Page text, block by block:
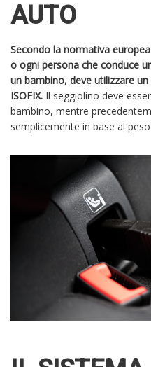
AUTO
Secondo la normativa
o ogni persona che conduce
un bambino, deve utilizzare
ISOFIX. Il seggiolino deve
bambino, mentre
semplicemente in base al